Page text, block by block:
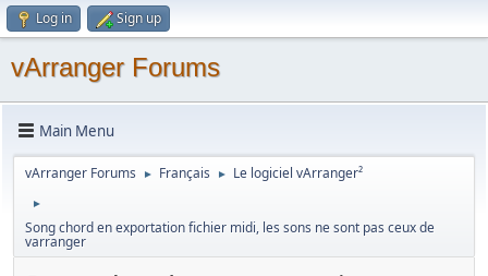
Log in Sign up
vArranger Forums
Main Menu
vArranger Forums ► Français ► Le logiciel vArranger²
►
Song chord en exportation fichier midi, les sons ne sont pas ceux de
varranger